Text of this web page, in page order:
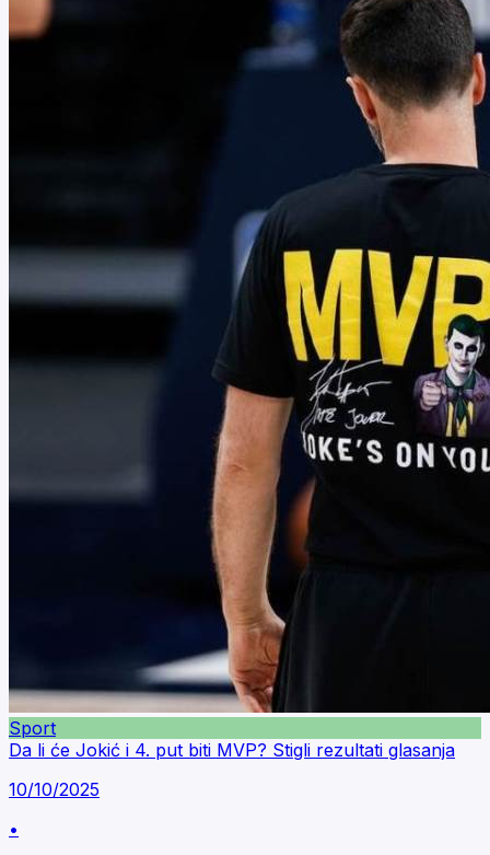
Sport
Da li će Jokić i 4. put biti MVP? Stigli rezultati glasanja
10/10/2025
•